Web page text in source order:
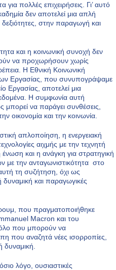
για πολλές επιχειρήσεις. Γι’ αυτό
δεν αποτελεί μια απλή
στην παραγωγή και
και η κοινωνική συνοχή δεν
να προχωρήσουν χωρίς
Η Εθνική Κοινωνική
Εργασίας, που συνυπογράψαμε
Εργασίας, αποτελεί μια
Η συμφωνία αυτή
μπορεί να παράγει συνθέσεις,
οικονομία και την κοινωνία.
απλοποίηση, η ενεργειακή
αιχμής με την τεχνητή
και η ανάγκη για στρατηγική
με την ανταγωνιστικότητα στο
τη συζήτηση, όχι ως
και παραγωγικές
που πραγματοποιήθηκε
Macron και του
που μπορούν να
που αναζητά νέες ισορροπίες,
δυναμική.
λόγο, ουσιαστικές